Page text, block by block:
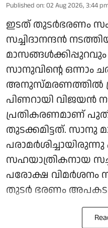
Published on: 02 Aug 2026, 3:44
ഇടത് തുടര്‍ഭരണം
സച്ചിദാനന്ദന്‍
സാനുവിന്റെ ഒന്നാം
അനുസ്മരണത്തില്‍
പിണറായി വിജയന്‍
പ്രതികരണമാണ്
തുടക്കമിട്ടത്. സാനു
സഹയാത്രികനായ
പരോക്ഷ വിമര്‍ശനം
തുടര്‍ ഭരണം